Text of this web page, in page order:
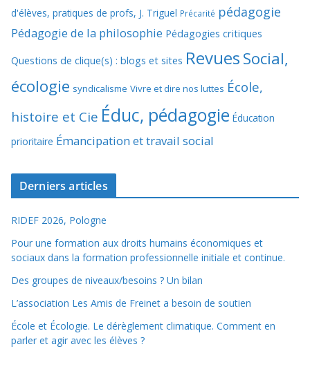
d'élèves, pratiques de profs, J. Triguel Précarité pédagogie
Pédagogie de la philosophie Pédagogies critiques
Questions de clique(s) : blogs et sites RevuesSocial,
écologie syndicalisme Vivre et dire nos luttes École,
histoire et Cie Éduc, pédagogie Éducation
prioritaire Émancipation et travail social
Derniers articles
RIDEF 2026, Pologne
Pour une formation aux droits humains économiques et
sociaux dans la formation professionnelle initiale et continue.
Des groupes de niveaux/besoins ? Un bilan
L’association Les Amis de Freinet a besoin de soutien
École et Écologie. Le dérèglement climatique. Comment en
parler et agir avec les élèves ?